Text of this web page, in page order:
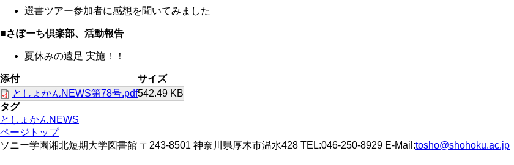
選書ツアー参加者に感想を聞いてみました
■さぽーち倶楽部、活動報告
夏休みの遠足 実施！！
添付
サイズ
としょかんNEWS第78号.pdf542.49 KB
タグ
としょかんNEWS
ページトップ
ソニー学園湘北短期大学図書館 〒243-8501 神奈川県厚木市温水428 TEL:046-250-8929 E-Mail:tosho@shohoku.ac.jp